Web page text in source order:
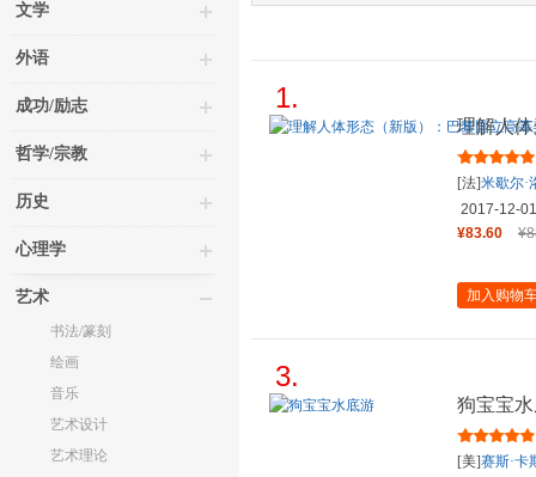
文学
外语
成功/励志
哲学/宗教
历史
心理学
艺术
书法/篆刻
绘画
音乐
艺术设计
艺术理论
1.
理解人
术学院
[法]米歇尔·
2017-12-01
¥83.60
加入购物
3.
狗宝宝
[美]赛斯·卡